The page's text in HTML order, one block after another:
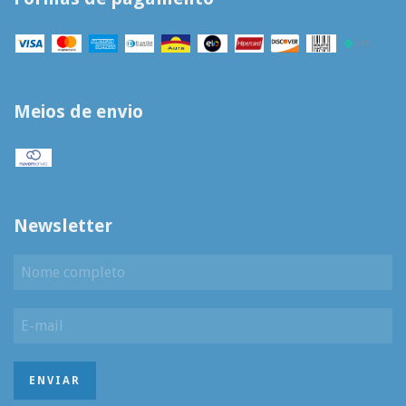
Meios de envio
Newsletter